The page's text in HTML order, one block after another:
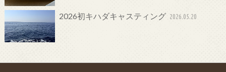
2026初キハダキャスティング 2026.05.20